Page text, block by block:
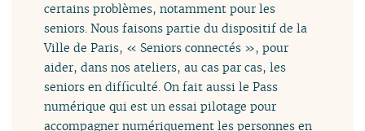
certains problèmes, notamment pour les
seniors. Nous faisons partie du dispositif de la
Ville de Paris, « Seniors connectés », pour
aider, dans nos ateliers, au cas par cas, les
seniors en difficulté. On fait aussi le Pass
numérique qui est un essai pilotage pour
accompagner numériquement les personnes en